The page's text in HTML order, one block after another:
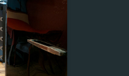
de bain